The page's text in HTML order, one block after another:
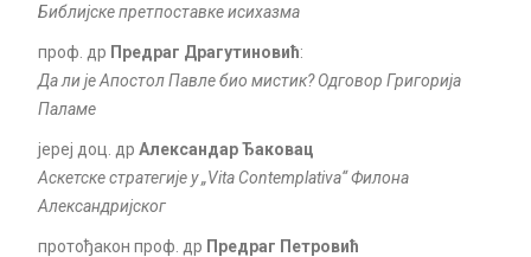
Библијске претпоставке исихазма
проф. др Предраг Драгутиновић:
Да ли је Апостол Павле био мистик? Одговор Григорија
Паламе
јереј доц. др Александар Ђаковац
Аскетске стратегије у„Vita Contemplativa“Филона
Александријског
протођакон проф. др Предраг Петровић